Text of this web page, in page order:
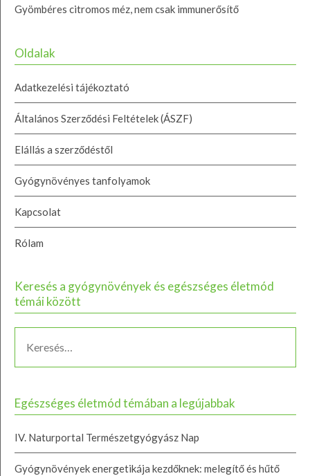
Gyömbéres citromos méz, nem csak immunerősítő
Oldalak
Adatkezelési tájékoztató
Általános Szerződési Feltételek (ÁSZF)
Elállás a szerződéstől
Gyógynövényes tanfolyamok
Kapcsolat
Rólam
Keresés a gyógynövények és egészséges életmód
témái között
Egészséges életmód témában a legújabbak
IV. Naturportal Természetgyógyász Nap
Gyógynövények energetikája kezdőknek: melegítő és hűtő